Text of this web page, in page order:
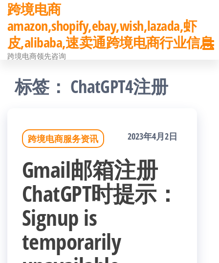
前
往
内
跨境电商
amazon,shopify,ebay,wish,lazada,虾
皮,alibaba,速卖通跨境电商行业信息
跨境电商领先咨询
标签： ChatGPT4注册
跨境电商服务资讯 2023年4月2日
Gmail邮箱注册
ChatGPT时提示：
Signup is
temporarily